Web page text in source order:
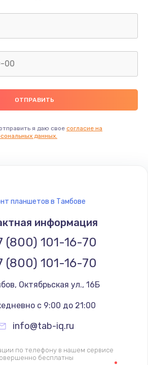
системы охлаждения
1600 руб.
термопасты
Заказать
2300 руб.
Заказать
вебкамеры
1340 руб.
Заказать
петель крышки
Заказать
я даю свое согласие на
данных.
планшетов в Тамбове
информация
(800) 101-16-70
(800) 101-16-70
, Октябрьская ул., 16Б
с 9:00 до 21:00
info@tab-iq.ru
по телефону в нашем сервисе
бесплатны